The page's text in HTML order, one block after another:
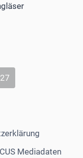
27
Mediadaten